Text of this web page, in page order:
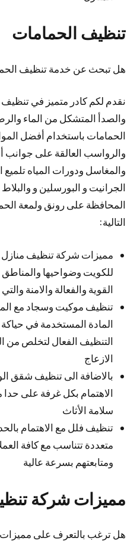
تنظيف الحمامات
هل تبحث عن خدمة تنظيف
نقدم لكم كادر متميز في
والصدأ المتشكل من الماء
الحمامات باستخدام أفضل
والرواسب العالقة على جوانب
والمغاسل ودورات المياه تلميع
الجرانيت و البورسلين و
المحافظة على رونق ولمعة
التالية:
مميزات شركة تنظيف منازل
للكويت وضواحيها والمناطق
القوية والفعالة والامنة
تنظيف موكيت وسجاد مع
المادة المستخدمة في
التنظيف الفعال لتخلص من
الازعاج
بالاضافة الى تنظيف شقق
الاهتمام بكل غرفة على
سلامة الأثاث
تنظيف فلل مع الاهتمام
متعددة تتناسب مع كافة
ومتابعتهم بسرعة عالية
مميزات شركة
هل ترغب بالتعرف على